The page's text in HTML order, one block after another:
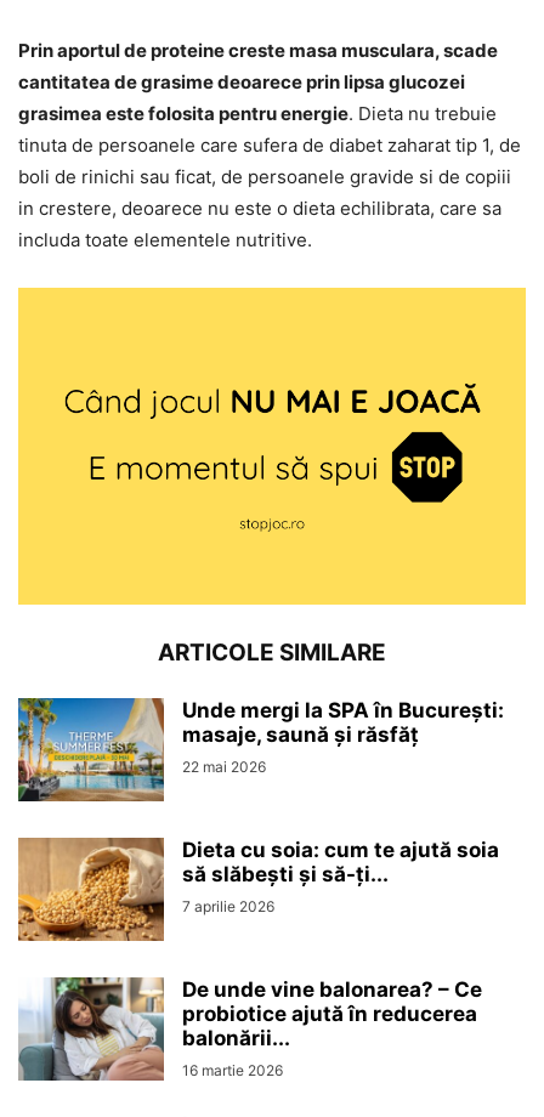
Prin aportul de proteine creste masa musculara, scade
cantitatea de grasime deoarece prin lipsa glucozei
grasimea este folosita pentru energie. Dieta nu trebuie
tinuta de persoanele care sufera de diabet zaharat tip 1, de
boli de rinichi sau ficat, de persoanele gravide si de copiii
in crestere, deoarece nu este o dieta echilibrata, care sa
includa toate elementele nutritive.
ARTICOLE SIMILARE
Unde mergi la SPA în București:
masaje, saună și răsfăț
22 mai 2026
Dieta cu soia: cum te ajută soia
să slăbești și să-ți...
7 aprilie 2026
De unde vine balonarea? – Ce
probiotice ajută în reducerea
balonării...
16 martie 2026